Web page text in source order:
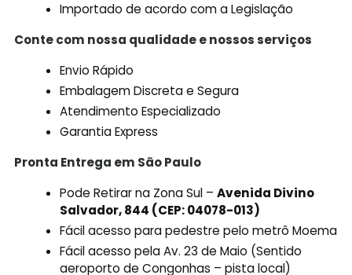
Importado de acordo com a Legislação
Conte com nossa qualidade e nossos serviços
Envio Rápido
Embalagem Discreta e Segura
Atendimento Especializado
Garantia Express
Pronta Entrega em São Paulo
Pode Retirar na Zona Sul –Avenida Divino
Salvador, 844 (CEP: 04078-013)
Fácil acesso para pedestre pelo metrô Moema
Fácil acesso pela Av. 23 de Maio (Sentido
aeroporto de Congonhas – pista local)